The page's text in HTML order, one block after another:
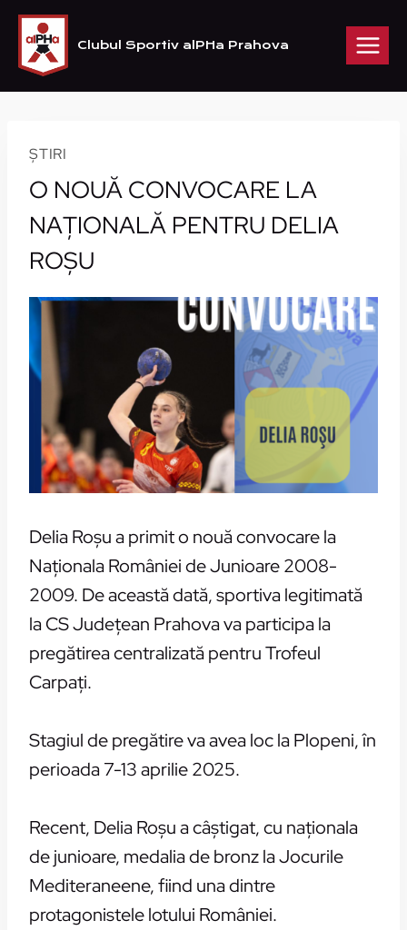
Skip
content
Clubul Sportiv alPHa Prahova
ȘTIRI
O NOUĂ CONVOCARE LA
NAŢIONALĂ PENTRU DELIA
ROŞU
Delia Roşu a primit o nouă convocare la
Naţionala României de Junioare 2008-
2009. De această dată, sportiva legitimată
la CS Judeţean Prahova va participa la
pregătirea centralizată pentru Trofeul
Carpaţi.
Stagiul de pregătire va avea loc la Plopeni, în
perioada 7-13 aprilie 2025.
Recent, Delia Roşu a câştigat, cu naţionala
de junioare, medalia de bronz la Jocurile
Mediteraneene, fiind una dintre
protagonistele lotului României.